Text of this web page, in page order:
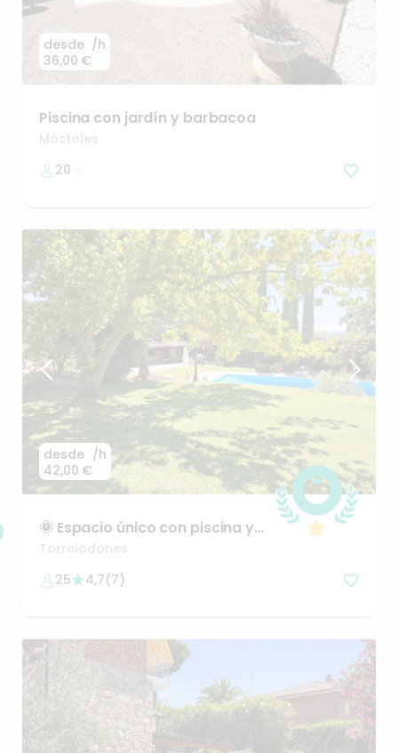
desde
36,00 €
/h
Piscina con jardín y barbacoa
Móstoles
20
desde
42,00 €
/h
🌞 Espacio único con piscina y
confort total
Torrelodones
25
4,7(7)